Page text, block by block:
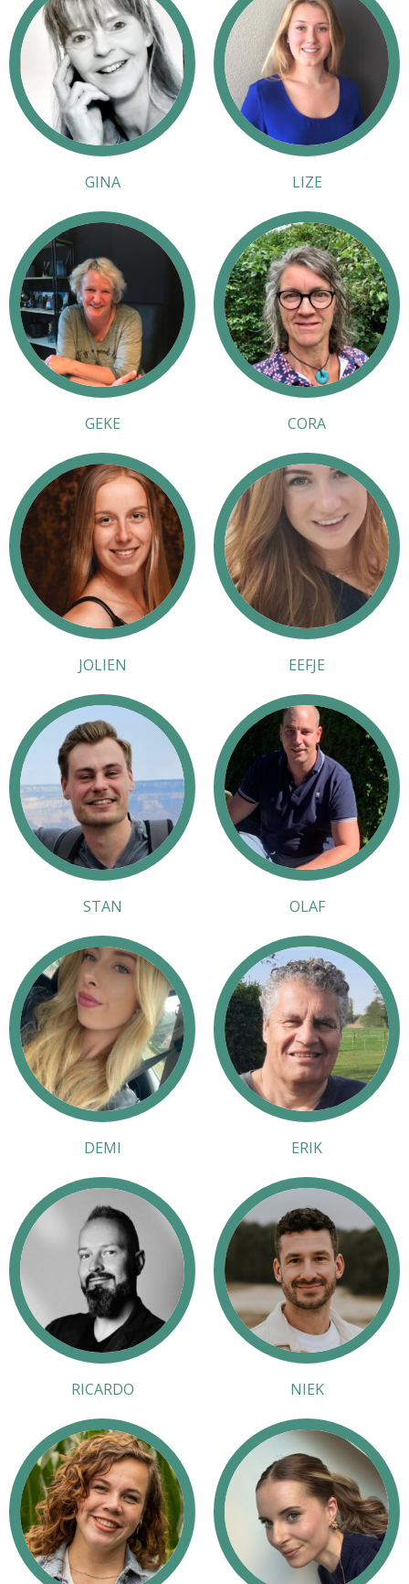
GINA LIZE
GEKE CORA
JOLIEN EEFJE
STAN OLAF
DEMI ERIK
RICARDO NIEK